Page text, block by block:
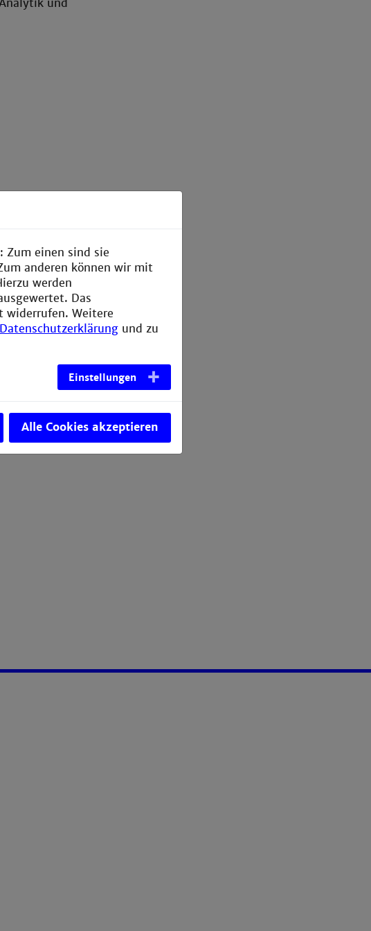
und
Zum einen sind sie
anderen können wir mit
werden
Das
widerrufen. Weitere
Datenschutzerklärung und zu
Einstellungen
Alle Cookies akzeptieren